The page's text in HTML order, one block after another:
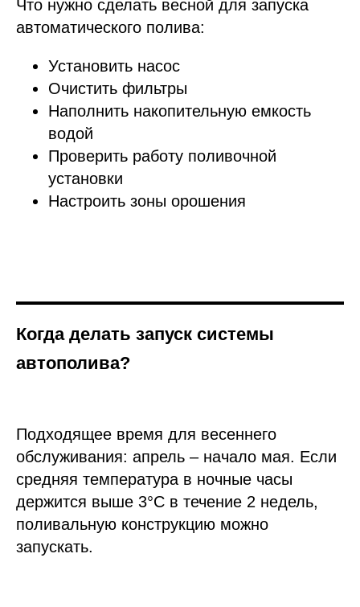
Что нужно сделать весной для запуска
автоматического полива:
Установить насос
Очистить фильтры
Наполнить накопительную емкость
водой
Проверить работу поливочной
установки
Настроить зоны орошения
Когда делать запуск системы
автополива?
Подходящее время для весеннего
обслуживания: апрель – начало мая. Если
средняя температура в ночные часы
держится выше 3°C в течение 2 недель,
поливальную конструкцию можно
запускать.